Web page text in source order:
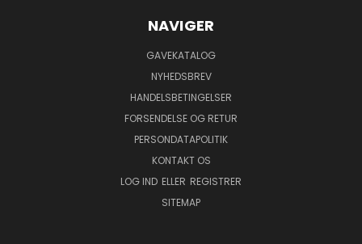
NAVIGER
GAVEKATALOG
NYHEDSBREV
HANDELSBETINGELSER
FORSENDELSE OG RETUR
PERSONDATAPOLITIK
KONTAKT OS
LOG IND ELLER REGISTRER
SITEMAP